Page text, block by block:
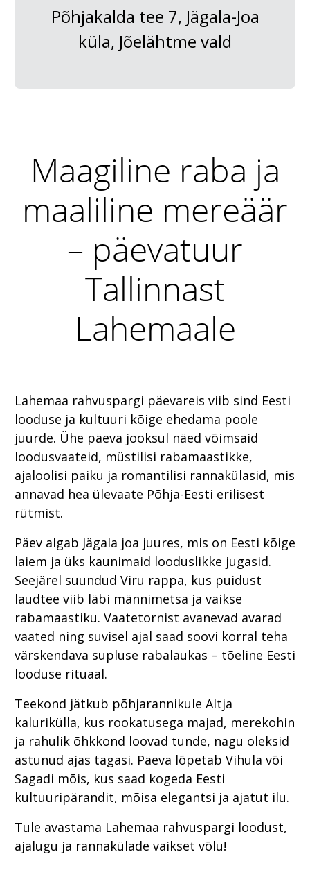
Põhjakalda tee 7, Jägala-Joa
küla, Jõelähtme vald
Maagiline raba ja
maaliline mereäär
– päevatuur
Tallinnast
Lahemaale
Lahemaa rahvuspargi päevareis viib sind Eesti
looduse ja kultuuri kõige ehedama poole
juurde. Ühe päeva jooksul näed võimsaid
loodusvaateid, müstilisi rabamaastikke,
ajaloolisi paiku ja romantilisi rannakülasid, mis
annavad hea ülevaate Põhja-Eesti erilisest
rütmist.
Päev algab Jägala joa juures, mis on Eesti kõige
laiem ja üks kaunimaid looduslikke jugasid.
Seejärel suundud Viru rappa, kus puidust
laudtee viib läbi männimetsa ja vaikse
rabamaastiku. Vaatetornist avanevad avarad
vaated ning suvisel ajal saad soovi korral teha
värskendava supluse rabalaukas – tõeline Eesti
looduse rituaal.
Teekond jätkub põhjarannikule Altja
kalurikülla, kus rookatusega majad, merekohin
ja rahulik õhkkond loovad tunde, nagu oleksid
astunud ajas tagasi. Päeva lõpetab Vihula või
Sagadi mõis, kus saad kogeda Eesti
kultuuripärandit, mõisa elegantsi ja ajatut ilu.
Tule avastama Lahemaa rahvuspargi loodust,
ajalugu ja rannakülade vaikset võlu!